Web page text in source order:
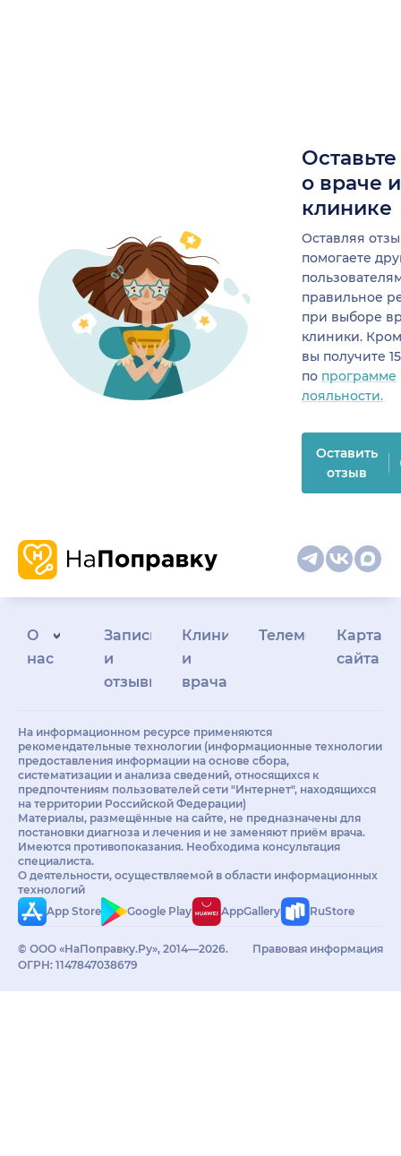
о враче
клинике
Оставляя
помогаете
правильное
при выборе
клиники.
вы получите
по программе
лояльности.
Оставить
отзыв
О
нас
Запись
и
отзывы
Клиникам
и
врачам
Телемедицина
Карта
сайта
На информационном ресурсе применяются
рекомендательные технологии (информационные технологии
предоставления информации на основе сбора,
систематизации и анализа сведений, относящихся к
предпочтениям пользователей сети "Интернет", находящихся
на территории Российской Федерации)
Материалы, размещённые на сайте, не предназначены для
постановки диагноза и лечения и не заменяют приём врача.
Имеются противопоказания. Необходима консультация
специалиста.
О деятельности, осуществляемой в области информационных
технологий
App Store
Google Play AppGallery RuStore
© ООО «НаПоправку.Ру», 2014—2026.
ОГРН: 1147847038679
Правовая информация